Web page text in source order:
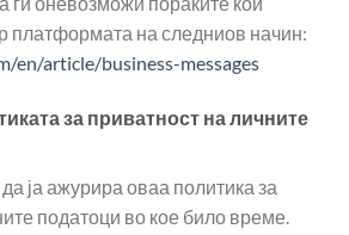
платформата на следниов начин:
en/article/business-messages
за приватност на личните
ја ажурира оваа политика за
податоци во кое било време.